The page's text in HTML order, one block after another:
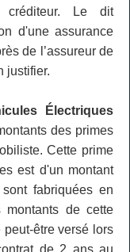
créditeur. Le dit
d'une assurance
de l’assureur de
justifier.
Électriques
des primes
Cette prime
est d'un montant
fabriquées en
montants de cette
peut-être versé lors